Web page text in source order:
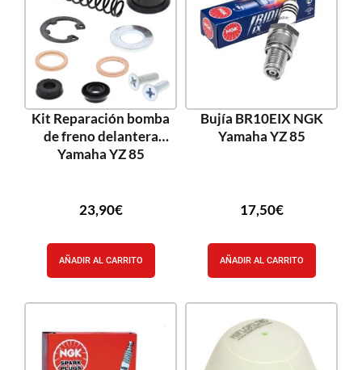
Kit Reparación bomba
de freno delantera
Yamaha YZ 85
23,90€
AÑADIR AL CARRITO
Bujía BR10EIX NGK
Yamaha YZ 85
17,50€
AÑADIR AL CARRITO